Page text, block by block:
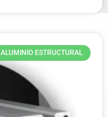
ALUMINIO ESTRUCTURAL